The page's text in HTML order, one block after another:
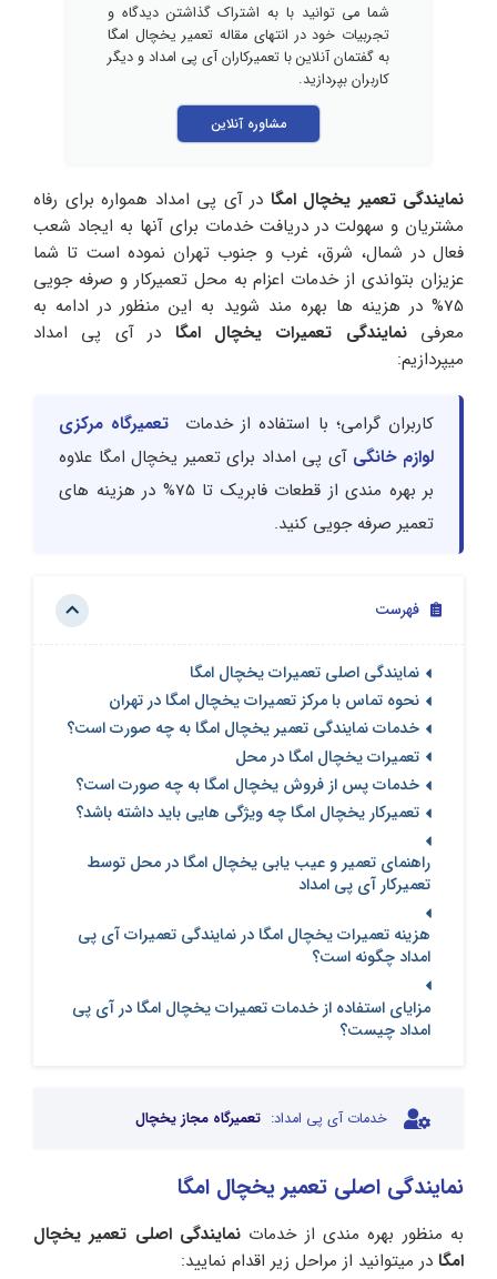
شما می توانید با به اشتراک گذاشتن دیدگاه و
تجربیات خود در انتهای مقاله تعمیر یخچال امگا
به گفتمان آنلاین با تعمیرکاران آی پی امداد و دیگر
کاربران بپردازید.
مشاوره آنلاین
نمایندگی تعمیر یخچال امگا در آی پی امداد همواره برای رفاه
مشتریان و سهولت در دریافت خدمات برای آنها به ایجاد شعب
فعال در شمال، شرق، غرب و جنوب تهران نموده است تا شما
عزیزان بتواندی از خدمات اعزام به محل تعمیرکار و صرفه جویی
75% در هزینه ها بهره مند شوید به این منظور در ادامه به
معرفینمایندگی تعمیرات یخچال امگا در آی پی امداد
میپردازیم:
کاربران گرامی؛ با استفاده از خدمات
تعمیرگاه مرکزی
لوازم خانگی آی پی امداد برای تعمیر یخچال امگا علاوه
بر بهره مندی از قطعات فابریک تا 75% در هزینه های
تعمیر صرفه جویی کنید.
فهرست
نمایندگی اصلی تعمیرات یخچال امگا
نحوه تماس با مرکز تعمیرات یخچال امگا در تهران
خدمات نمایندگی تعمیر یخچال امگا به چه صورت است؟
تعمیرات یخچال امگا در محل
خدمات پس از فروش یخچال امگا به چه صورت است؟
تعمیرکار یخچال امگا چه ویژگی هایی باید داشته باشد؟
راهنمای تعمیر و عیب یابی یخچال امگا در محل توسط
تعمیرکار آی پی امداد
هزینه تعمیرات یخچال امگا در نمایندگی تعمیرات آی پی
امداد چگونه است؟
مزایای استفاده از خدمات تعمیرات یخچال امگا در آی پی
امداد چیست؟
خدمات آی پی امداد: تعمیرگاه مجاز یخچال
نمایندگی اصلی تعمیر یخچال امگا
به منظور بهره مندی از خدمات نمایندگی اصلی تعمیر یخچال
امگا در میتوانید از مراحل زیر اقدام نمایید: